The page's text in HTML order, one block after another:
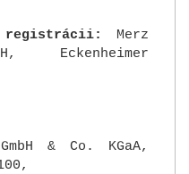
registrácii:
Merz
Eckenheimer
& Co. KGaA,